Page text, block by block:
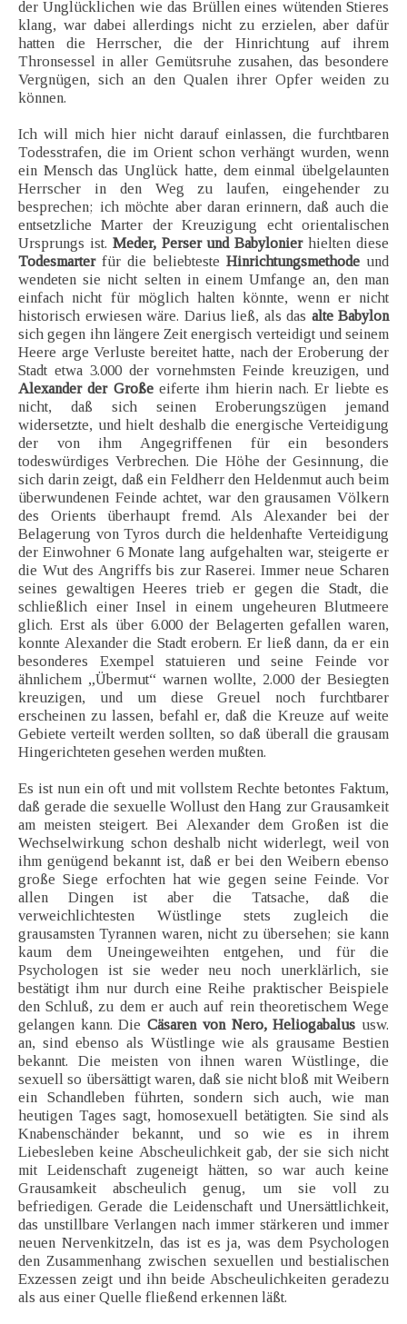
der Unglücklichen wie das Brüllen eines wütenden Stieres
klang, war dabei allerdings nicht zu erzielen, aber dafür
hatten die Herrscher, die der Hinrichtung auf ihrem
Thronsessel in aller Gemütsruhe zusahen, das besondere
Vergnügen, sich an den Qualen ihrer Opfer weiden zu
können.
Ich will mich hier nicht darauf einlassen, die furchtbaren
Todesstrafen, die im Orient schon verhängt wurden, wenn
ein Mensch das Unglück hatte, dem einmal übelgelaunten
Herrscher in den Weg zu laufen, eingehender zu
besprechen; ich möchte aber daran erinnern, daß auch die
entsetzliche Marter der Kreuzigung echt orientalischen
Ursprungs ist. Meder, Perser und Babylonierhielten diese
Todesmarterfür die beliebteste Hinrichtungsmethodeund
wendeten sie nicht selten in einem Umfange an, den man
einfach nicht für möglich halten könnte, wenn er nicht
historisch erwiesen wäre. Darius ließ, als das alte Babylon
sich gegen ihn längere Zeit energisch verteidigt und seinem
Heere arge Verluste bereitet hatte, nach der Eroberung der
Stadt etwa 3.000 der vornehmsten Feinde kreuzigen, und
Alexander der Großeeiferte ihm hierin nach. Er liebte es
nicht, daß sich seinen Eroberungszügen jemand
widersetzte, und hielt deshalb die energische Verteidigung
der von ihm Angegriffenen für ein besonders
todeswürdiges Verbrechen. Die Höhe der Gesinnung, die
sich darin zeigt, daß ein Feldherr den Heldenmut auch beim
überwundenen Feinde achtet, war den grausamen Völkern
des Orients überhaupt fremd. Als Alexander bei der
Belagerung von Tyros durch die heldenhafte Verteidigung
der Einwohner 6 Monate lang aufgehalten war, steigerte er
die Wut des Angriffs bis zur Raserei. Immer neue Scharen
seines gewaltigen Heeres trieb er gegen die Stadt, die
schließlich einer Insel in einem ungeheuren Blutmeere
glich. Erst als über 6.000 der Belagerten gefallen waren,
konnte Alexander die Stadt erobern. Er ließ dann, da er ein
besonderes Exempel statuieren und seine Feinde vor
ähnlichem „Übermut“ warnen wollte, 2.000 der Besiegten
kreuzigen, und um diese Greuel noch furchtbarer
erscheinen zu lassen, befahl er, daß die Kreuze auf weite
Gebiete verteilt werden sollten, so daß überall die grausam
Hingerichteten gesehen werden mußten.
Es ist nun ein oft und mit vollstem Rechte betontes Faktum,
daß gerade die sexuelle Wollust den Hang zur Grausamkeit
am meisten steigert. Bei Alexander dem Großen ist die
Wechselwirkung schon deshalb nicht widerlegt, weil von
ihm genügend bekannt ist, daß er bei den Weibern ebenso
große Siege erfochten hat wie gegen seine Feinde. Vor
allen Dingen ist aber die Tatsache, daß die
verweichlichtesten Wüstlinge stets zugleich die
grausamsten Tyrannen waren, nicht zu übersehen; sie kann
kaum dem Uneingeweihten entgehen, und für die
Psychologen ist sie weder neu noch unerklärlich, sie
bestätigt ihm nur durch eine Reihe praktischer Beispiele
den Schluß, zu dem er auch auf rein theoretischem Wege
gelangen kann. DieCäsaren von Nero, Heliogabalus usw.
an, sind ebenso als Wüstlinge wie als grausame Bestien
bekannt. Die meisten von ihnen waren Wüstlinge, die
sexuell so übersättigt waren, daß sie nicht bloß mit Weibern
ein Schandleben führten, sondern sich auch, wie man
heutigen Tages sagt, homosexuell betätigten. Sie sind als
Knabenschänder bekannt, und so wie es in ihrem
Liebesleben keine Abscheulichkeit gab, der sie sich nicht
mit Leidenschaft zugeneigt hätten, so war auch keine
Grausamkeit abscheulich genug, um sie voll zu
befriedigen. Gerade die Leidenschaft und Unersättlichkeit,
das unstillbare Verlangen nach immer stärkeren und immer
neuen Nervenkitzeln, das ist es ja, was dem Psychologen
den Zusammenhang zwischen sexuellen und bestialischen
Exzessen zeigt und ihn beide Abscheulichkeiten geradezu
als aus einer Quelle fließend erkennen läßt.